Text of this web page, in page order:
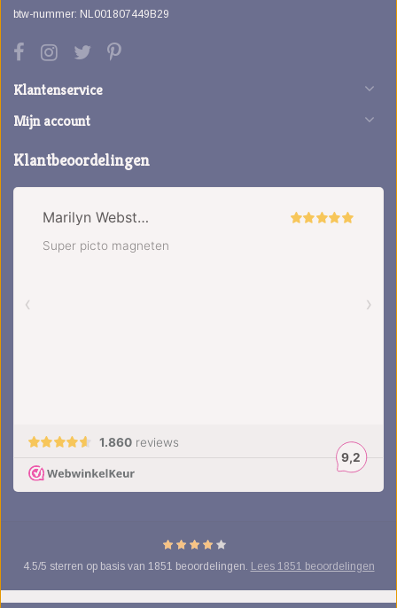
btw-nummer: NL001807449B29
Klantenservice
Mijn account
Klantbeoordelingen
4.5/5 sterren op basis van 1851 beoordelingen. Lees 1851 beoordelingen